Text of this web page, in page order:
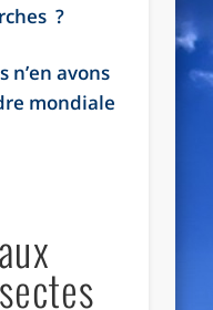
?
n’en avons
mondiale